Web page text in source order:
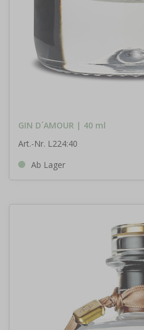
GIN D´AMOUR | 40 ml
Art.-Nr. L224:40
Ab Lager